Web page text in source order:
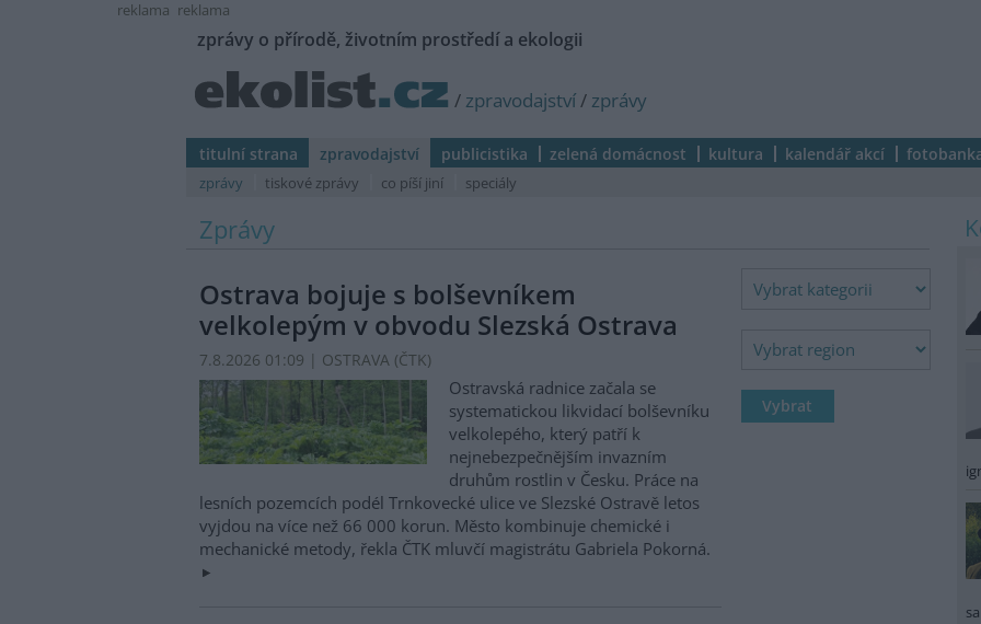
reklama reklama
zprávy o přírodě, životním prostředí a ekologii
/ zpravodajství/ zprávy
titulní strana zpravodajství publicistika zelená domácnost kultura kalendář akcí
zprávy tiskové zprávy co píší jiní speciály
Zprávy
Ostrava bojuje s bolševníkem
velkolepým v obvodu Slezská Ostrava
7.8.2026 01:09 | OSTRAVA (ČTK)
Ostravská radnice začala se
systematickou likvidací bolševníku
velkolepého, který patří k
nejnebezpečnějším invazním
druhům rostlin v Česku. Práce na
lesních pozemcích podél Trnkovecké ulice ve Slezské Ostravě letos
vyjdou na více než 66 000 korun. Město kombinuje chemické i
mechanické metody, řekla ČTK mluvčí magistrátu Gabriela Pokorná.